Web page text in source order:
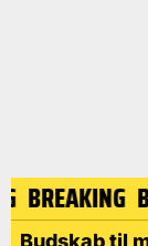
BREAKING
Budskab til